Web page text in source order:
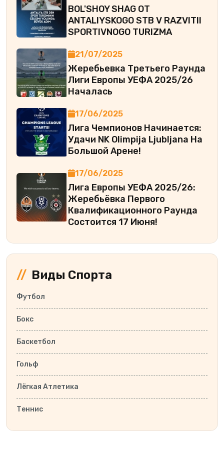
BOL'SHOY SHAG OT
ANTALIYSKOGO STB V RAZVITII
SPORTIVNOGO TURIZMA
21/07/2025
Жеребьевка Третьего Раунда
Лиги Европы УЕФА 2025/26
Началась
17/06/2025
Лига Чемпионов Начинается:
Удачи NK Olimpija Ljubljana На
Большой Арене!
17/06/2025
Лига Европы УЕФА 2025/26:
Жеребьёвка Первого
Квалификационного Раунда
Состоится 17 Июня!
Виды Спорта
Футбол
Бокс
Баскетбол
Гольф
Лёгкая Атлетика
Теннис